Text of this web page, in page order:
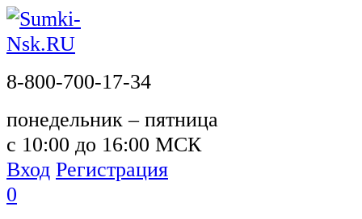
8-800-700-17-34
понедельник – пятница
с 10:00 до 16:00 МСК
Вход Регистрация
0